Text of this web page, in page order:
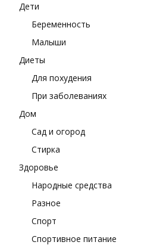
Дети
Беременность
Малыши
Диеты
Для похудения
При заболеваниях
Дом
Сад и огород
Стирка
Здоровье
Народные средства
Разное
Спорт
Спортивное питание